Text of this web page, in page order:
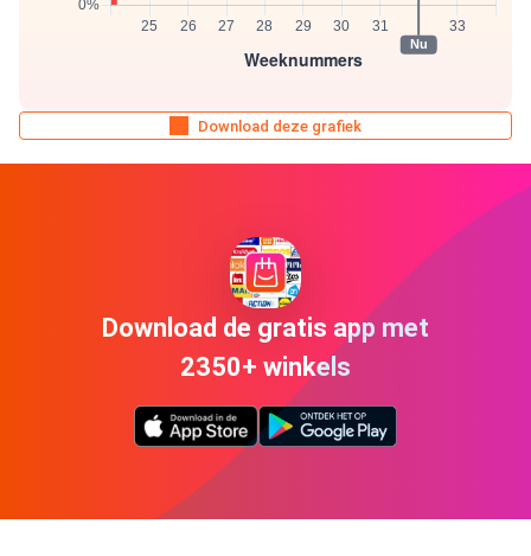
Download deze grafiek
Download de gratis app met
2350+ winkels